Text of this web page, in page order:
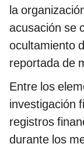
la
acusación se
ocultamiento
reportada de
Entre los
investigación
registros
durante los